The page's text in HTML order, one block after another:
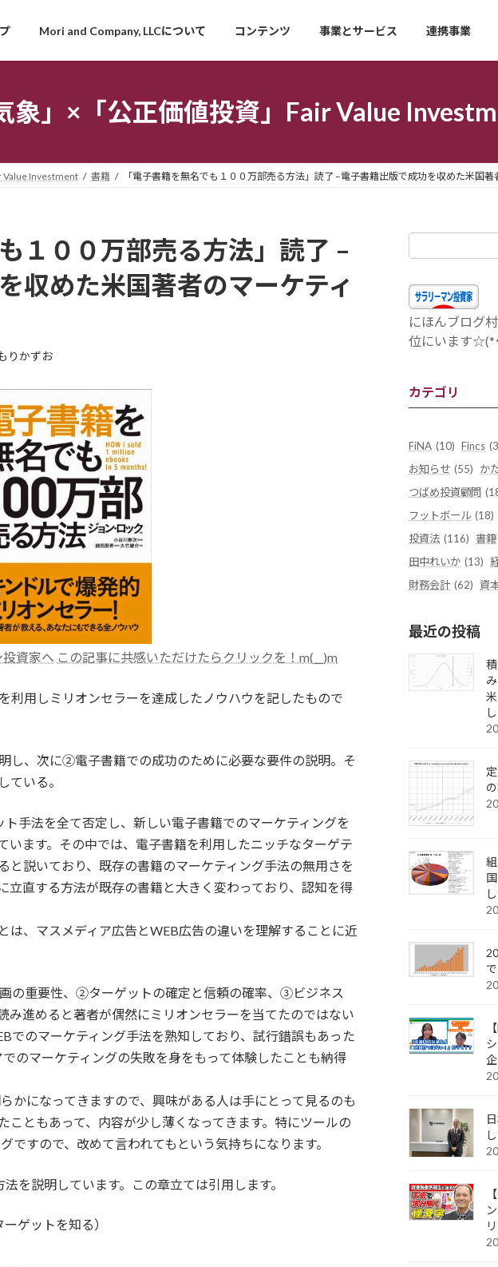
Mori and Company, LLCについて コンテンツ 事業とサービス 連携事業
象」×「公正価値投資」Fair Value
Value Investment 書籍 「電子書籍を無名でも１００万部売る方法」読了 –電子書籍出版で成功を収めた米国
１００万部売る方法」読了 –
収めた米国著者のマーケティ
りかずお
この記事に共感いただけたらクリックを！m(__)m
利用しミリオンセラーを達成したノウハウを記したもので
し、次に②電子書籍での成功のために必要な要件の説明。そ
ている。
手法を全て否定し、新しい電子書籍でのマーケティングを
います。その中では、電子書籍を利用したニッチなターゲテ
と説いており、既存の書籍のマーケティング手法の無用さを
立直する方法が既存の書籍と大きく変わっており、認知を得
は、マスメディア広告とWEB広告の違いを理解することに近
の重要性、②ターゲットの確定と信頼の確率、③ビジネス
進めると著者が偶然にミリオンセラーを当てたのではない
でのマーケティング手法を熟知しており、試行錯誤もあった
のマーケティングの失敗を身をもって体験したことも納得
かになってきますので、興味がある人は手にとって見るのも
こともあって、内容が少し薄くなってきます。特にツールの
ですので、改めて言われてもという気持ちになります。
を説明しています。この章立ては引用します。
ゲットを知る）
にほんブログ
位にいます☆(*
カテゴリ
FiNA (10) Fincs
お知らせ (55) か
つばめ投資顧問
フットボール (18)
投資法 (116) 書籍
田中れいか (13)
財務会計 (62) 資
最近の投稿